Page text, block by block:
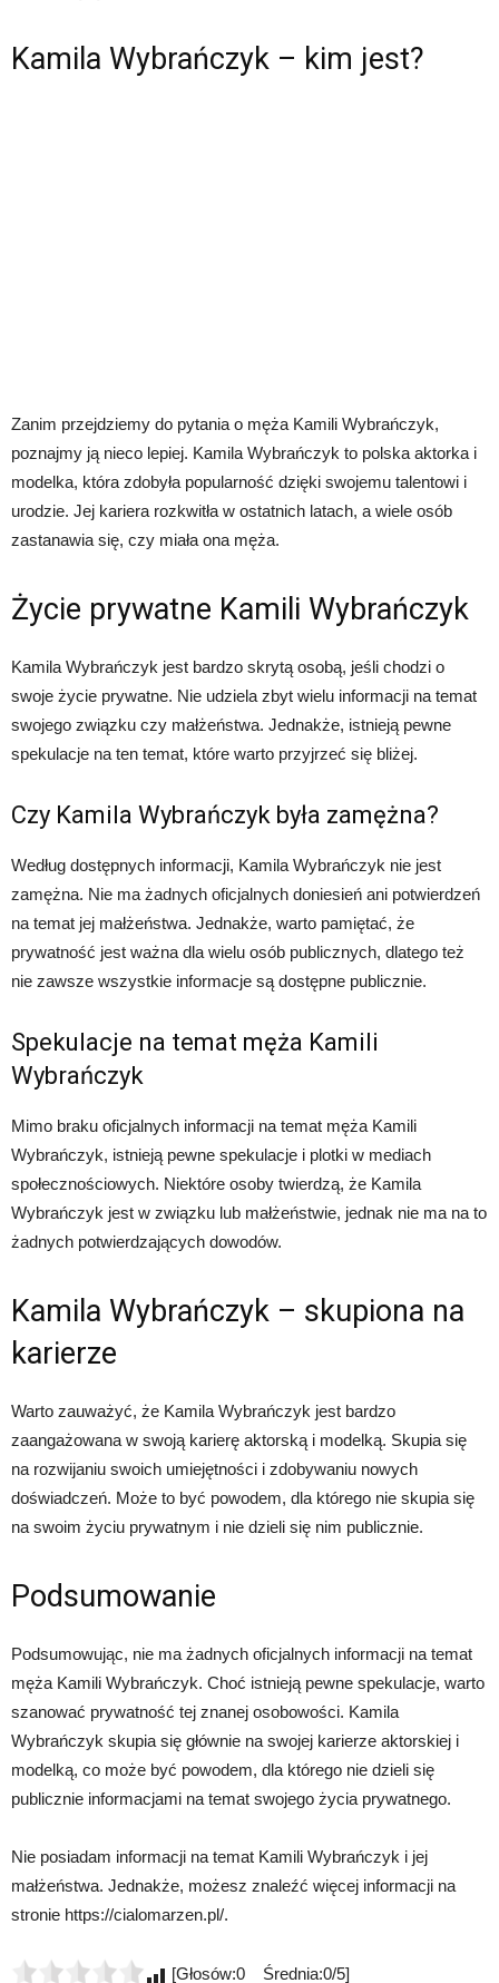
Kamila Wybrańczyk – kim jest?
Zanim przejdziemy do pytania o męża Kamili Wybrańczyk,
poznajmy ją nieco lepiej. Kamila Wybrańczyk to polska aktorka i
modelka, która zdobyła popularność dzięki swojemu talentowi i
urodzie. Jej kariera rozkwitła w ostatnich latach, a wiele osób
zastanawia się, czy miała ona męża.
Życie prywatne Kamili Wybrańczyk
Kamila Wybrańczyk jest bardzo skrytą osobą, jeśli chodzi o
swoje życie prywatne. Nie udziela zbyt wielu informacji na temat
swojego związku czy małżeństwa. Jednakże, istnieją pewne
spekulacje na ten temat, które warto przyjrzeć się bliżej.
Czy Kamila Wybrańczyk była zamężna?
Według dostępnych informacji, Kamila Wybrańczyk nie jest
zamężna. Nie ma żadnych oficjalnych doniesień ani potwierdzeń
na temat jej małżeństwa. Jednakże, warto pamiętać, że
prywatność jest ważna dla wielu osób publicznych, dlatego też
nie zawsze wszystkie informacje są dostępne publicznie.
Spekulacje na temat męża Kamili
Wybrańczyk
Mimo braku oficjalnych informacji na temat męża Kamili
Wybrańczyk, istnieją pewne spekulacje i plotki w mediach
społecznościowych. Niektóre osoby twierdzą, że Kamila
Wybrańczyk jest w związku lub małżeństwie, jednak nie ma na to
żadnych potwierdzających dowodów.
Kamila Wybrańczyk – skupiona na
karierze
Warto zauważyć, że Kamila Wybrańczyk jest bardzo
zaangażowana w swoją karierę aktorską i modelką. Skupia się
na rozwijaniu swoich umiejętności i zdobywaniu nowych
doświadczeń. Może to być powodem, dla którego nie skupia się
na swoim życiu prywatnym i nie dzieli się nim publicznie.
Podsumowanie
Podsumowując, nie ma żadnych oficjalnych informacji na temat
męża Kamili Wybrańczyk. Choć istnieją pewne spekulacje, warto
szanować prywatność tej znanej osobowości. Kamila
Wybrańczyk skupia się głównie na swojej karierze aktorskiej i
modelką, co może być powodem, dla którego nie dzieli się
publicznie informacjami na temat swojego życia prywatnego.
Nie posiadam informacji na temat Kamili Wybrańczyk i jej
małżeństwa. Jednakże, możesz znaleźć więcej informacji na
stronie https://cialomarzen.pl/.
[Głosów:0 Średnia:0/5]